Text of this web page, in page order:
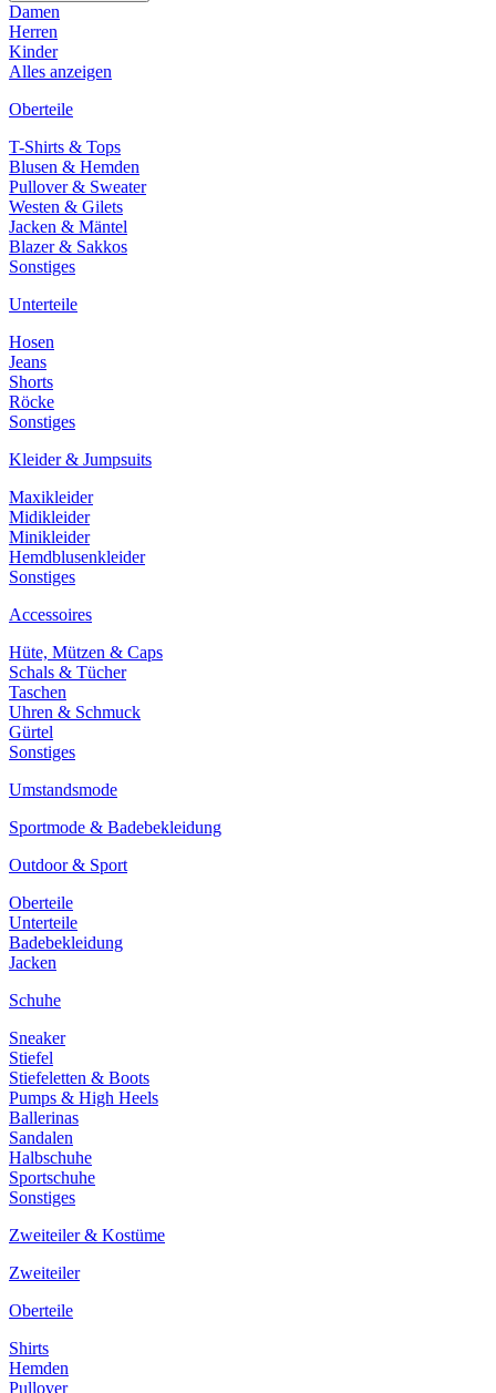
Damen
Herren
Kinder
Alles anzeigen
Oberteile
T-Shirts & Tops
Blusen & Hemden
Pullover & Sweater
Westen & Gilets
Jacken & Mäntel
Blazer & Sakkos
Sonstiges
Unterteile
Hosen
Jeans
Shorts
Röcke
Sonstiges
Kleider & Jumpsuits
Maxikleider
Midikleider
Minikleider
Hemdblusenkleider
Sonstiges
Accessoires
Hüte, Mützen & Caps
Schals & Tücher
Taschen
Uhren & Schmuck
Gürtel
Sonstiges
Umstandsmode
Sportmode & Badebekleidung
Outdoor & Sport
Oberteile
Unterteile
Badebekleidung
Jacken
Schuhe
Sneaker
Stiefel
Stiefeletten & Boots
Pumps & High Heels
Ballerinas
Sandalen
Halbschuhe
Sportschuhe
Sonstiges
Zweiteiler & Kostüme
Zweiteiler
Oberteile
Shirts
Hemden
Pullover